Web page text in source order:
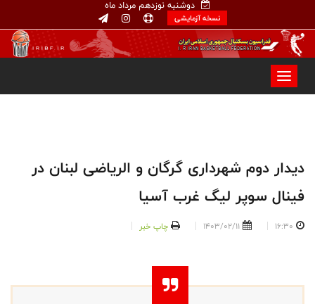
دوشنبه نوزدهم مرداد ماه
نسخه آزمایشی
دیدار دوم شهرداری گرگان و الریاضی لبنان در
فینال سوپر لیگ غرب آسیا
16:30
1403/02/11 چاپ خبر